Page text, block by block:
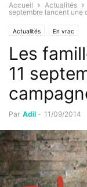
Accueil Actualités
septembre lancent une
Actualités En vrac
Les
11
Par Adil - 11/09/2014